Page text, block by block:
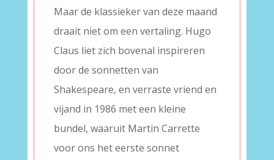
Maar de klassieker van deze maand
draait niet om een vertaling. Hugo
Claus liet zich bovenal inspireren
door de sonnetten van
Shakespeare, en verraste vriend en
vijand in 1986 met een kleine
bundel, waaruit Martin Carrette
voor ons het eerste sonnet